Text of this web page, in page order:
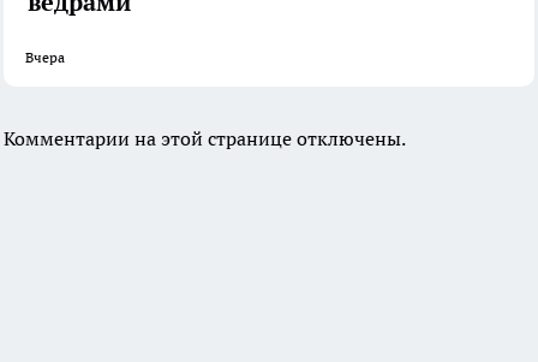
Вчера
Комментарии на этой странице отключены.